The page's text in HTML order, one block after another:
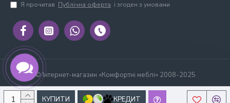
КУПИТИ КРЕДИТ
Я прочитав Публічна оферта і згоден з умовами
© Інтернет-магазин «Комфортні меблі» 2008-2025